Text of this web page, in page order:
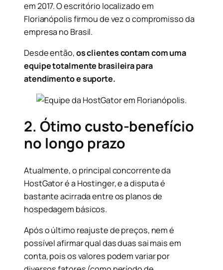
em 2017. O escritório localizado em
Florianópolis firmou de vez o compromisso da
empresa no Brasil.
Desde então,os clientes contam com uma
equipe totalmente brasileira para
atendimento e suporte.
2. Ótimo custo-benefício
no longo prazo
Atualmente, o principal concorrente da
HostGator é a Hostinger, e a disputa é
bastante acirrada entre os planos de
hospedagem básicos.
Após o último reajuste de preços, nem é
possível afirmar qual das duas sai mais em
conta, pois os valores podem variar por